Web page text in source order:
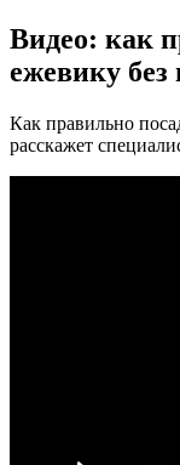
Видео: как
ежевику
Как правильно
расскажет